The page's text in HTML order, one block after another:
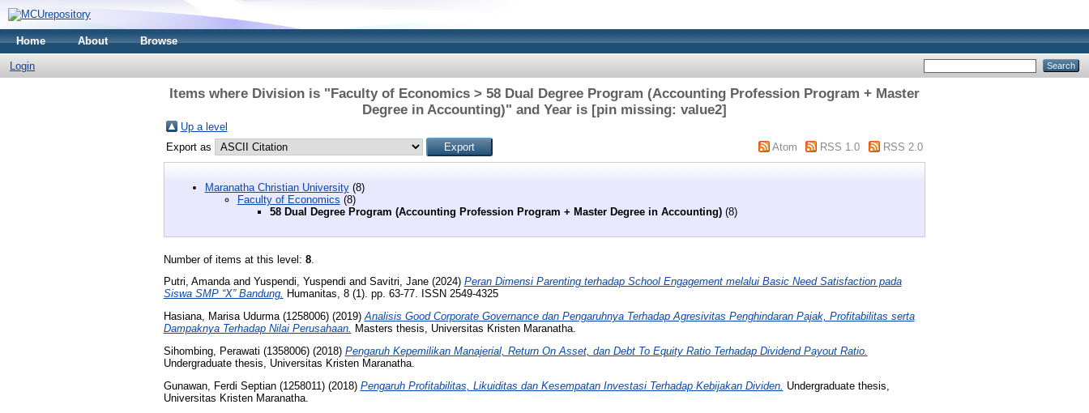
Home About Browse
Login
Items where Division is "Faculty of Economics > 58 Dual Degree Program (Accounting Profession Program + Master
Degree in Accounting)" and Year is [pin missing: value2]
Up a level
Export as
Atom RSS 1.0 RSS 2.0
Maranatha Christian University(8)
Faculty of Economics (8)
58 Dual Degree Program (Accounting Profession Program + Master Degree in Accounting)(8)
Number of items at this level: 8.
Putri, Amandaand Yuspendi, Yuspendi and Savitri, Jane(2024) Peran Dimensi Parenting terhadap School Engagement melalui Basic Need Satisfaction pada
Siswa SMP “X” Bandung. Humanitas, 8 (1). pp. 63-77. ISSN 2549-4325
Hasiana, Marisa Udurma (1258006)(2019)Analisis Good Corporate Governance dan Pengaruhnya Terhadap Agresivitas Penghindaran Pajak, Profitabilitas serta
Dampaknya Terhadap Nilai Perusahaan. Masters thesis, Universitas Kristen Maranatha.
Sihombing, Perawati (1358006)(2018) Pengaruh Kepemilikan Manajerial, Return On Asset, dan Debt To Equity Ratio Terhadap Dividend Payout Ratio.
Undergraduate thesis, Universitas Kristen Maranatha.
Gunawan, Ferdi Septian (1258011)(2018) Pengaruh Profitabilitas, Likuiditas dan Kesempatan Investasi Terhadap Kebijakan Dividen. Undergraduate thesis,
Universitas Kristen Maranatha.